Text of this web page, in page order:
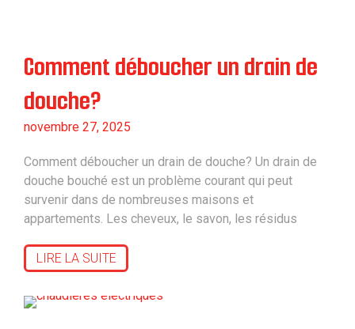
Comment déboucher un drain de
douche?
novembre 27, 2025
Comment déboucher un drain de douche? Un drain de
douche bouché est un problème courant qui peut
survenir dans de nombreuses maisons et
appartements. Les cheveux, le savon, les résidus
LIRE LA SUITE